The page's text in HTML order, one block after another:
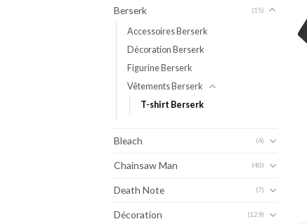
Berserk (15)
Accessoires Berserk
Décoration Berserk
Figurine Berserk
Vêtements Berserk
T-shirt Berserk
Bleach (4)
Chainsaw Man (40)
Death Note (7)
Décoration (129)